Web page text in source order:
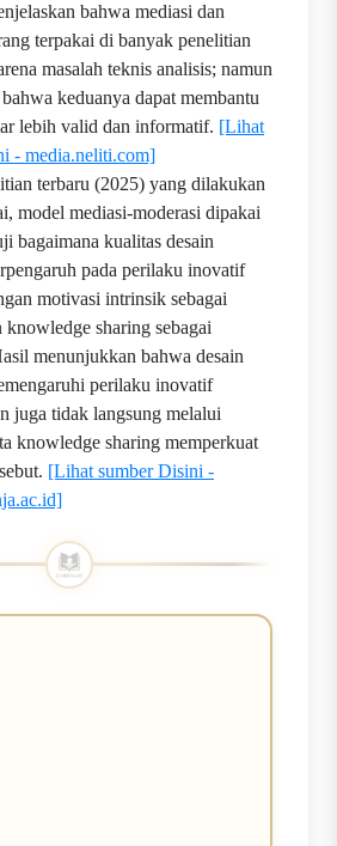
bahwa mediasi dan
terpakai di banyak penelitian
masalah teknis analisis; namun
keduanya dapat membantu
lebih valid dan informatif. [Lihat
- media.neliti.com]
terbaru (2025) yang dilakukan
model mediasi-moderasi dipakai
bagaimana kualitas desain
pada perilaku inovatif
motivasi intrinsik sebagai
knowledge sharing sebagai
menunjukkan bahwa desain
perilaku inovatif
juga tidak langsung melalui
knowledge sharing memperkuat
[Lihat sumber Disini -